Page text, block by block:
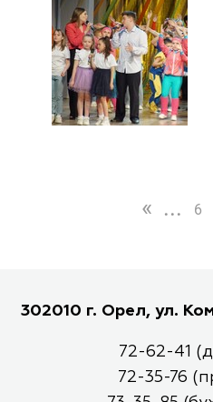
« ... 6
302010 г. Орел, ул.
72-62-41
72-35-76